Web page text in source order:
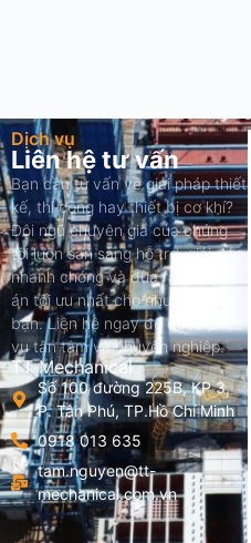
Dịch vụ
Liên hệ tư vấn
Bạn cần tư vấn về giải pháp thiết
kế, thi công hay thiết bị cơ khí?
Đội ngũ chuyên gia của chúng
tôi luôn sẵn sàng hỗ trợ, giải đáp
nhanh chóng và đưa ra phương
án tối ưu nhất cho nhu cầu của
bạn. Liên hệ ngay để được phục
vụ tận tâm và chuyên nghiệp.
TT Mechanical
Số 100 đường 225B, KP 3,
P. Tân Phú, TP.Hồ Chí Minh
0918 013 635
tam.nguyen@tt-
mechanical.com.vn